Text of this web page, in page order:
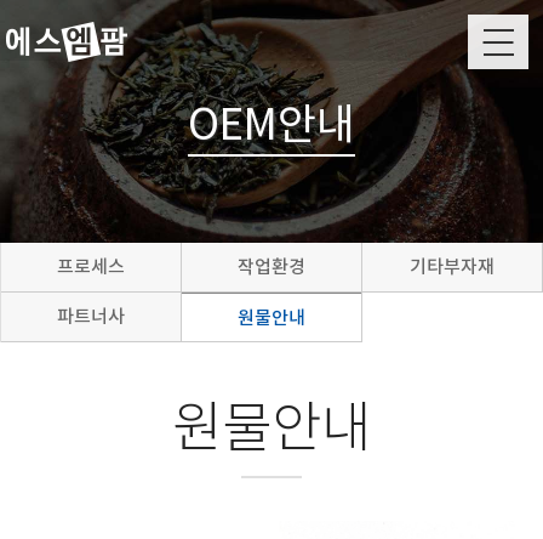
OEM안내
프로세스 작업환경 기타부자재
파트너사 원물안내
원물안내